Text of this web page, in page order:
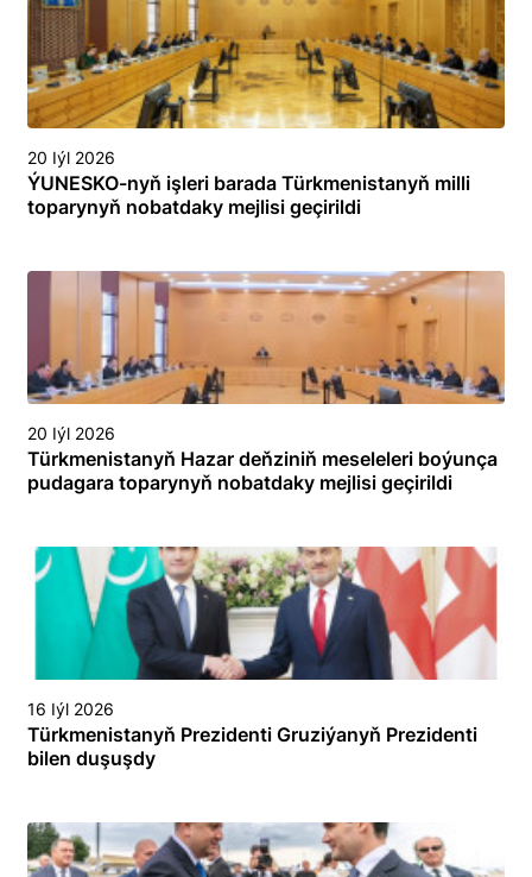
20 Iýl 2026
ÝUNESKO-nyň işleri barada Türkmenistanyň milli
toparynyň nobatdaky mejlisi geçirildi
20 Iýl 2026
Türkmenistanyň Hazar deňziniň meseleleri boýunça
pudagara toparynyň nobatdaky mejlisi geçirildi
16 Iýl 2026
Türkmenistanyň Prezidenti Gruziýanyň Prezidenti
bilen duşuşdy